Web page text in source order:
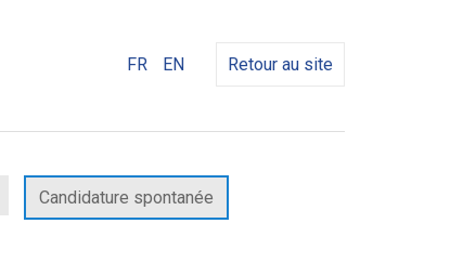
FR EN Retour au site
Candidature spontanée